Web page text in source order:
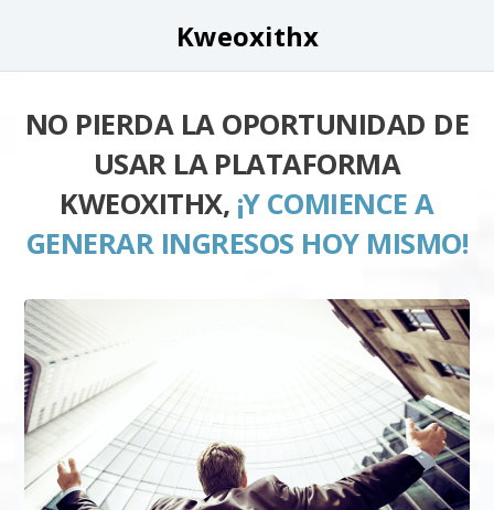
Kweoxithx
NO PIERDA LA OPORTUNIDAD DE
USAR LA PLATAFORMA
KWEOXITHX, ¡Y COMIENCE A
GENERAR INGRESOS HOY MISMO!